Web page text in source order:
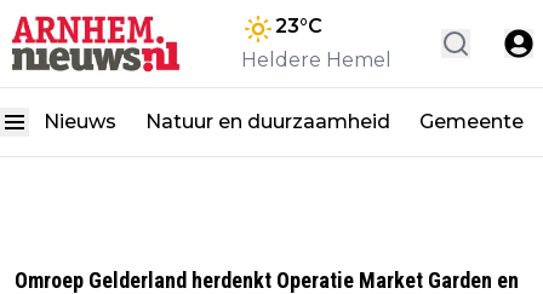
23°C
Heldere Hemel
Nieuws Natuur en duurzaamheid Gemeente
Omroep Gelderland herdenkt Operatie Market Garden en